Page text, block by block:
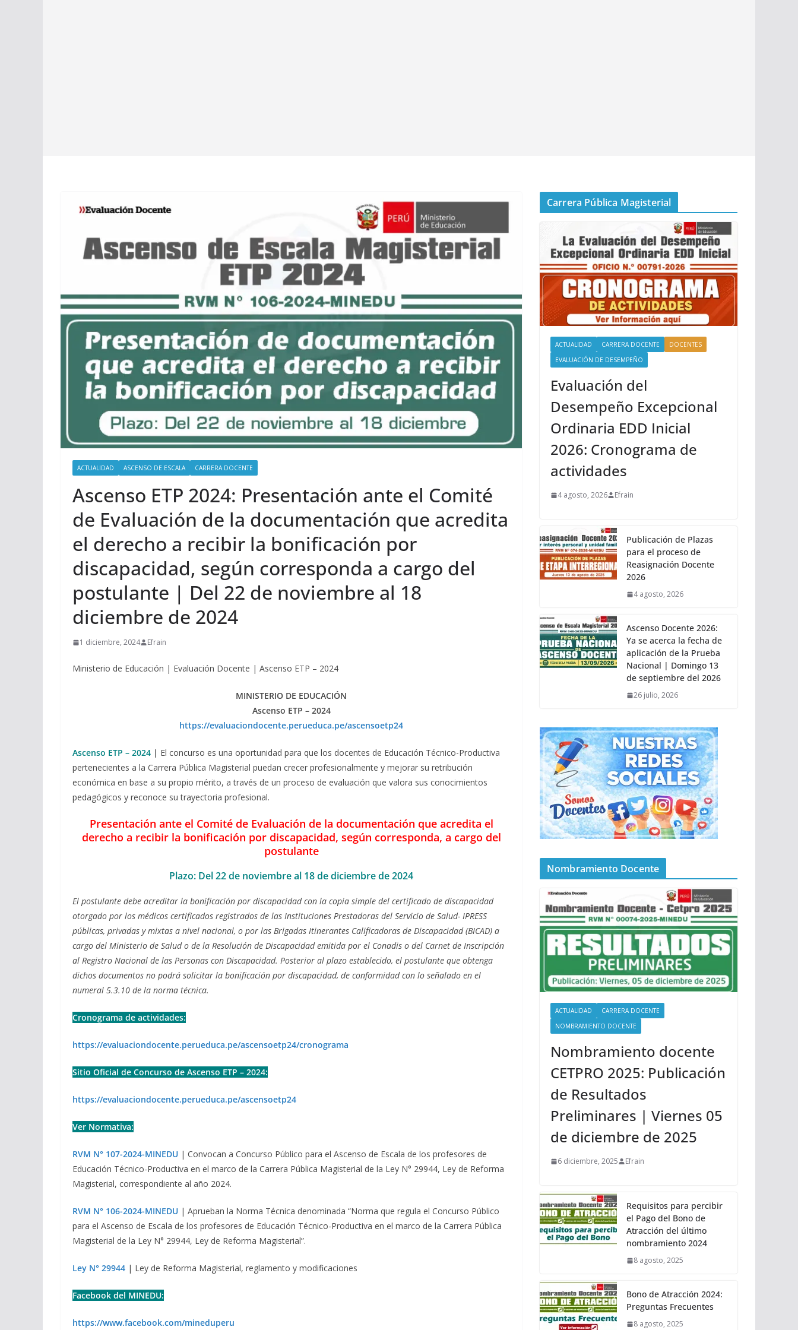
ACTUALIDAD ASCENSO DE ESCALA CARRERA DOCENTE
Ascenso ETP 2024: Presentación ante el Comité
de Evaluación de la documentación que acredita
el derecho a recibir la bonificación por
discapacidad, según corresponda a cargo del
postulante | Del 22 de noviembre al 18
diciembre de 2024
1 diciembre, 2024 Efrain
Ministerio de Educación | Evaluación Docente | Ascenso ETP – 2024
MINISTERIO DE EDUCACIÓN
Ascenso ETP – 2024
https://evaluaciondocente.perueduca.pe/ascensoetp24
Ascenso ETP – 2024 | El concurso es una oportunidad para que los docentes de Educación Técnico-Productiva
pertenecientes a la Carrera Pública Magisterial puedan crecer profesionalmente y mejorar su retribución
económica en base a su propio mérito, a través de un proceso de evaluación que valora sus conocimientos
pedagógicos y reconoce su trayectoria profesional.
Presentación ante el Comité de Evaluación de la documentación que acredita el
derecho a recibir la bonificación por discapacidad, según corresponda, a cargo del
postulante
Plazo: Del 22 de noviembre al 18 de diciembre de 2024
El postulante debe acreditar la bonificación por discapacidad con la copia simple del certificado de discapacidad
otorgado por los médicos certificados registrados de las Instituciones Prestadoras del Servicio de Salud- IPRESS
públicas, privadas y mixtas a nivel nacional, o por las Brigadas Itinerantes Calificadoras de Discapacidad (BICAD) a
cargo del Ministerio de Salud o de la Resolución de Discapacidad emitida por el Conadis o del Carnet de Inscripción
al Registro Nacional de las Personas con Discapacidad. Posterior al plazo establecido, el postulante que obtenga
dichos documentos no podrá solicitar la bonificación por discapacidad, de conformidad con lo señalado en el
numeral 5.3.10 de la norma técnica.
Cronograma de actividades:
https://evaluaciondocente.perueduca.pe/ascensoetp24/cronograma
Sitio Oficial de Concurso de Ascenso ETP – 2024:
https://evaluaciondocente.perueduca.pe/ascensoetp24
Ver Normativa:
RVM N° 107-2024-MINEDU | Convocan a Concurso Público para el Ascenso de Escala de los profesores de
Educación Técnico-Productiva en el marco de la Carrera Pública Magisterial de la Ley N° 29944, Ley de Reforma
Magisterial, correspondiente al año 2024.
RVM N° 106-2024-MINEDU | Aprueban la Norma Técnica denominada “Norma que regula el Concurso Público
para el Ascenso de Escala de los profesores de Educación Técnico-Productiva en el marco de la Carrera Pública
Magisterial de la Ley N° 29944, Ley de Reforma Magisterial”.
Ley N° 29944 | Ley de Reforma Magisterial, reglamento y modificaciones
Facebook del MINEDU:
https://www.facebook.com/mineduperu
Carrera Pública Magisterial
ACTUALIDAD CARRERA DOCENTE
DOCENTES
EVALUACIÓN DE DESEMPEÑO
Evaluación del
Desempeño Excepcional
Ordinaria EDD Inicial
2026: Cronograma de
actividades
4 agosto, 2026 Efrain
Publicación de Plazas
para el proceso de
Reasignación Docente
2026
4 agosto, 2026
Ascenso Docente 2026:
Ya se acerca la fecha de
aplicación de la Prueba
Nacional | Domingo 13
de septiembre del 2026
26 julio, 2026
Nombramiento Docente
ACTUALIDAD
CARRERA DOCENTE
NOMBRAMIENTO DOCENTE
Nombramiento docente
CETPRO 2025: Publicación
de Resultados
Preliminares | Viernes 05
de diciembre de 2025
6 diciembre, 2025 Efrain
Requisitos para percibir
el Pago del Bono de
Atracción del último
nombramiento 2024
8 agosto, 2025
Bono de Atracción 2024:
Preguntas Frecuentes
8 agosto, 2025